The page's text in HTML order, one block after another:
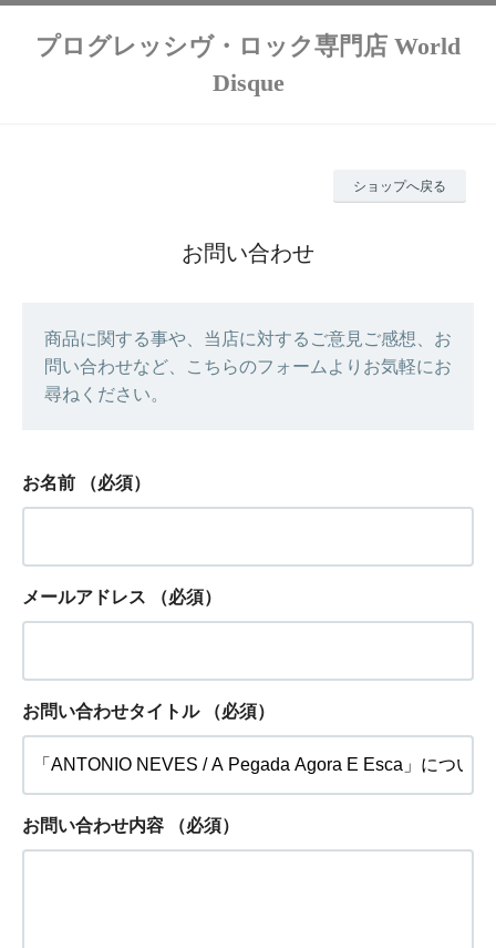
プログレッシヴ・ロック専門店 World
Disque
ショップへ戻る
お問い合わせ
商品に関する事や、当店に対するご意見ご感想、お
問い合わせなど、こちらのフォームよりお気軽にお
尋ねください。
お名前 （必須）
メールアドレス （必須）
お問い合わせタイトル （必須）
お問い合わせ内容 （必須）